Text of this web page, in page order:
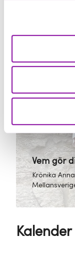
Vem gör
Krönika
Vem gör
Krönika
Kalender